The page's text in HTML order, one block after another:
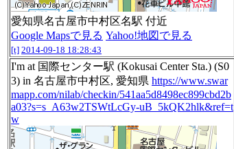
愛知県名古屋市中村区名駅 付近
Google Mapsで見る Yahoo!地図で見る
[t] 2014-09-18 18:28:43
I'm at 国際センター駅 (Kokusai Center Sta.) (S0
3) in 名古屋市中村区, 愛知県 https://www.swar
mapp.com/nilab/checkin/541aa5d8498ec899cbd2b
a03?s=s_A63w2TSWtLcGy-uB_5kQK2hlk&ref=t
w